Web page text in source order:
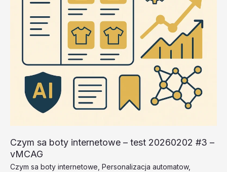
Czym sa boty internetowe – test 20260202 #3 –
vMCAG
Czym sa boty internetowe Personalizacja automatow,